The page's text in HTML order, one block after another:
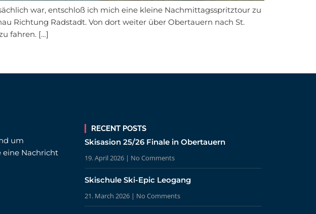
war, entschloß ich mich eine kleine Nachmittagsspritztour zu
Richtung Radstadt. Von dort weiter über Obertauern nach St.
fahren. […]
um
eine Nachricht
RECENT POSTS
Skisasion 25/26 Finale in Obertauern
19. April 2026 No Comments
Skischule Ski-Epic Leogang
21. March 2026 No Comments